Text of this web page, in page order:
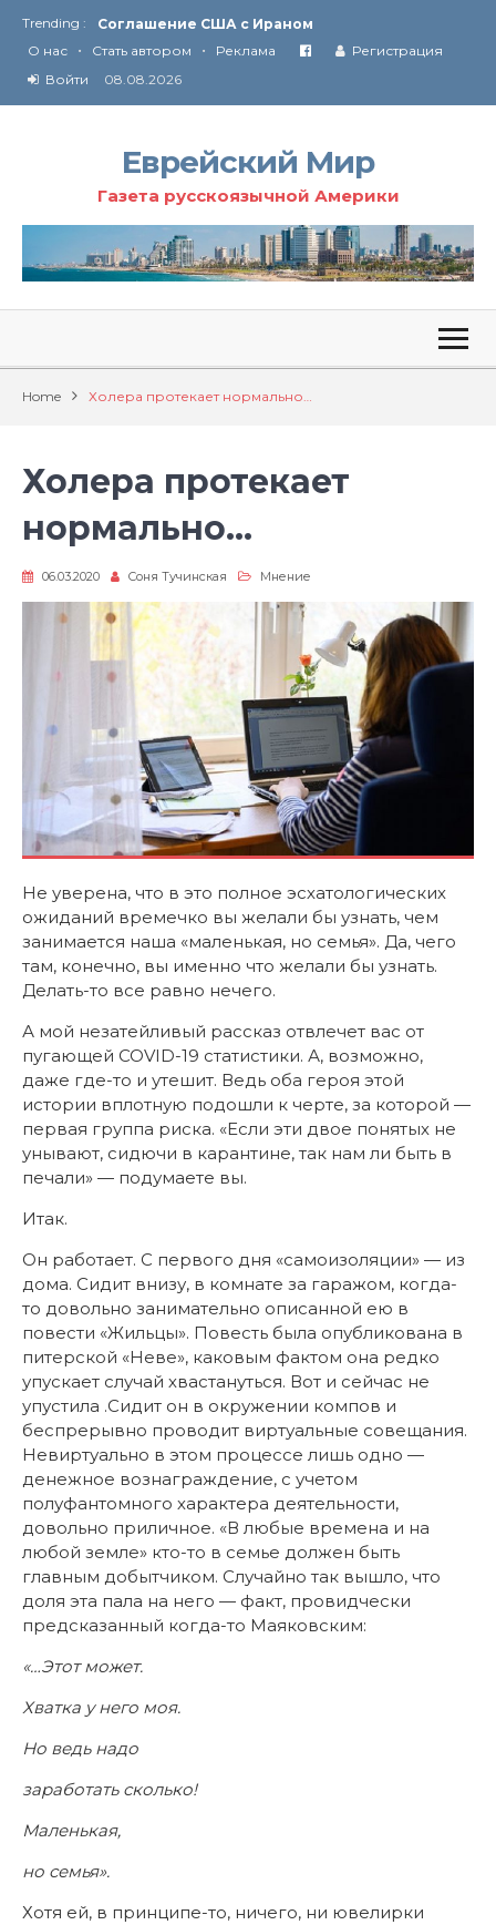
Trending :
Соглашение США с Ираном
Технология Революции в Иране
О нас • Стать автором • Реклама
Регистрация
Войти
08.08.2026
Еврейский Мир
Газета русскоязычной Америки
Home Холера протекает нормально…
Холера протекает
нормально…
06.03.2020 Соня Тучинская Мнение
Не уверена, что в это полное эсхатологических
ожиданий времечко вы желали бы узнать, чем
занимается наша «маленькая, но семья». Да, чего
там, конечно, вы именно что желали бы узнать.
Делать-то все равно нечего.
А мой незатейливый рассказ отвлечет вас от
пугающей COVID-19 статистики. А, возможно,
даже где-то и утешит. Ведь оба героя этой
истории вплотную подошли к черте, за которой —
первая группа риска. «Если эти двое понятых не
унывают, сидючи в карантине, так нам ли быть в
печали» — подумаете вы.
Итак.
Он работает. С первого дня «самоизоляции» — из
дома. Сидит внизу, в комнате за гаражом, когда-
то довольно занимательно описанной ею в
повести «Жильцы». Повесть была опубликована в
питерской «Неве», каковым фактом она редко
упускает случай хвастануться. Вот и сейчас не
упустила .Сидит он в окружении компов и
беспрерывно проводит виртуальные совещания.
Невиртуально в этом процессе лишь одно —
денежное вознаграждение, с учетом
полуфантомного характера деятельности,
довольно приличное. «В любые времена и на
любой земле» кто-то в семье должен быть
главным добытчиком. Случайно так вышло, что
доля эта пала на него — факт, провидчески
предсказанный когда-то Маяковским:
«…Этот может.
Хватка у него моя.
Но ведь надо
заработать сколько!
Маленькая,
но семья».
Хотя ей, в принципе-то, ничего, ни ювелирки